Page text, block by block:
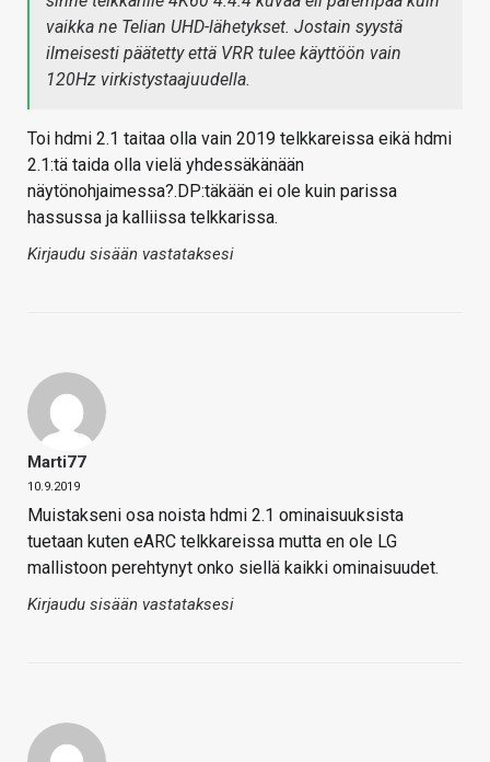
vaikka ne Telian UHD-lähetykset. Jostain syystä
ilmeisesti päätetty että VRR tulee käyttöön vain
120Hz virkistystaajuudella.
Toi hdmi 2.1 taitaa olla vain 2019 telkkareissa eikä hdmi
2.1:tä taida olla vielä yhdessäkänään
näytönohjaimessa?.DP:täkään ei ole kuin parissa
hassussa ja kalliissa telkkarissa.
Kirjaudu sisään vastataksesi
Marti77
10.9.2019
Muistakseni osa noista hdmi 2.1 ominaisuuksista
tuetaan kuten eARC telkkareissa mutta en ole LG
mallistoon perehtynyt onko siellä kaikki ominaisuudet.
Kirjaudu sisään vastataksesi